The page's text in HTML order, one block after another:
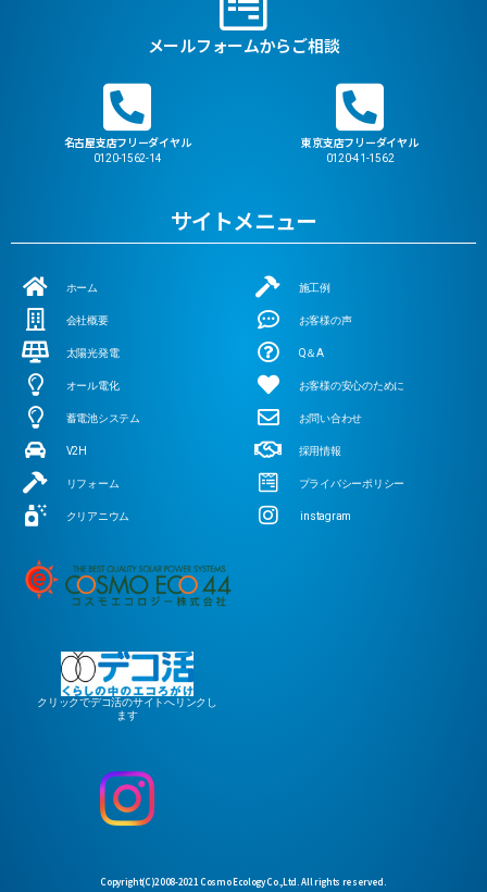
メールフォームからご相談
名古屋支店フリーダイヤル
0120-1562-14
東京支店フリーダイヤル
0120-41-1562
サイトメニュー
ホーム
会社概要
太陽光発電
オール電化
蓄電池システム
V2H
リフォーム
クリアニウム
施工例
お客様の声
Q＆A
お客様の安心のために
お問い合わせ
採用情報
プライバシーポリシー
instagram
クリックでデコ活のサイトへリンクし
ます
Copyright(C)2008-2021 Cosmo Ecology Co.,Ltd. All rights reserved.